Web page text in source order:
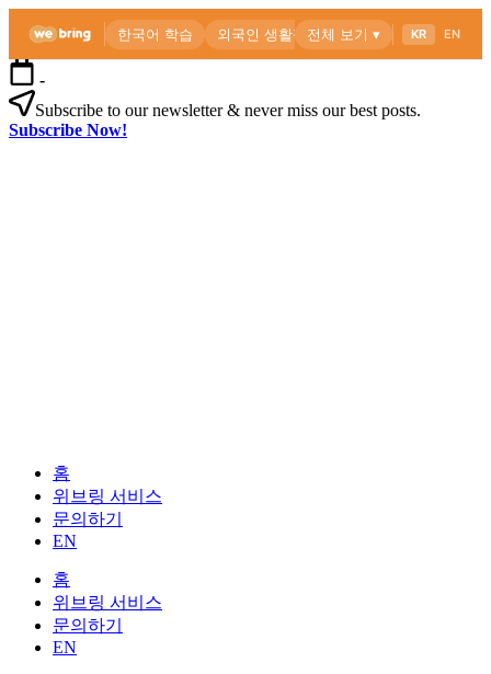
본
문
으
로
-
Subscribe to our newsletter & never miss our best posts.
Subscribe Now!
홈
위브링 서비스
문의하기
EN
홈
위브링 서비스
문의하기
EN